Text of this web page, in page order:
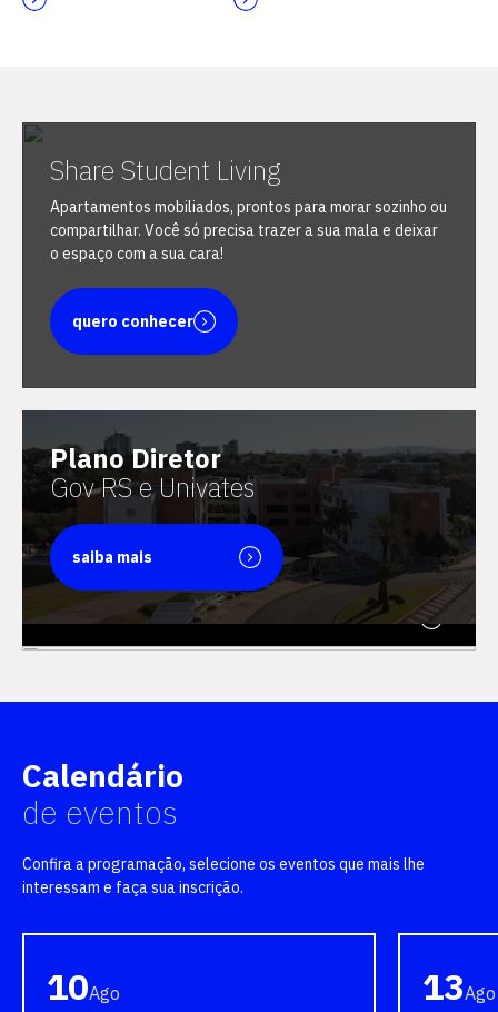
Share Student Living
Apartamentos mobiliados, prontos para morar sozinho ou
compartilhar. Você só precisa trazer a sua mala e deixar
o espaço com a sua cara!
quero conhecer
Plano Diretor
Gov RS e Univates
saiba mais
Calendário
de eventos
Confira a programação, selecione os eventos que mais lhe
interessam e faça sua inscrição.
10Ago 13Ago
Escolha a vaga que você
quer concorrer:
vagas para início de curso
vagas a partir do 2º ano de curso